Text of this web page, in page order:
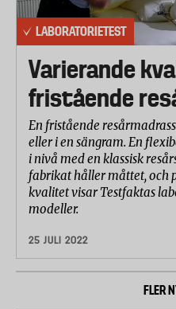
LABORATORIETEST
Varierande
fristående
En fristående
eller i en sängram. En
i nivå med en klassisk
fabrikat håller måttet, och
kvalitet visar Testfaktas
modeller.
25 JULI 2022
FLER